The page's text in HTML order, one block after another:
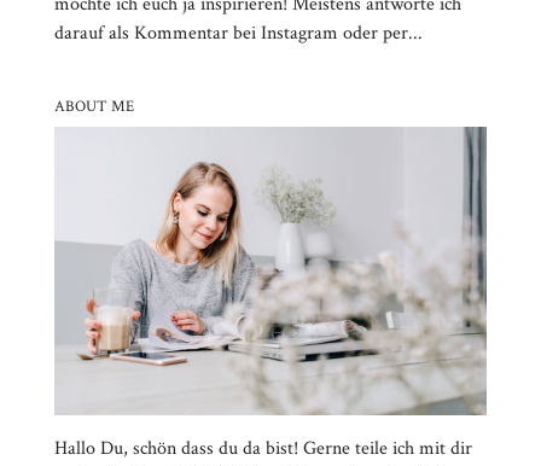
darauf als Kommentar bei Instagram oder per...
ABOUT ME
Hallo Du, schön dass du da bist! Gerne teile ich mit dir